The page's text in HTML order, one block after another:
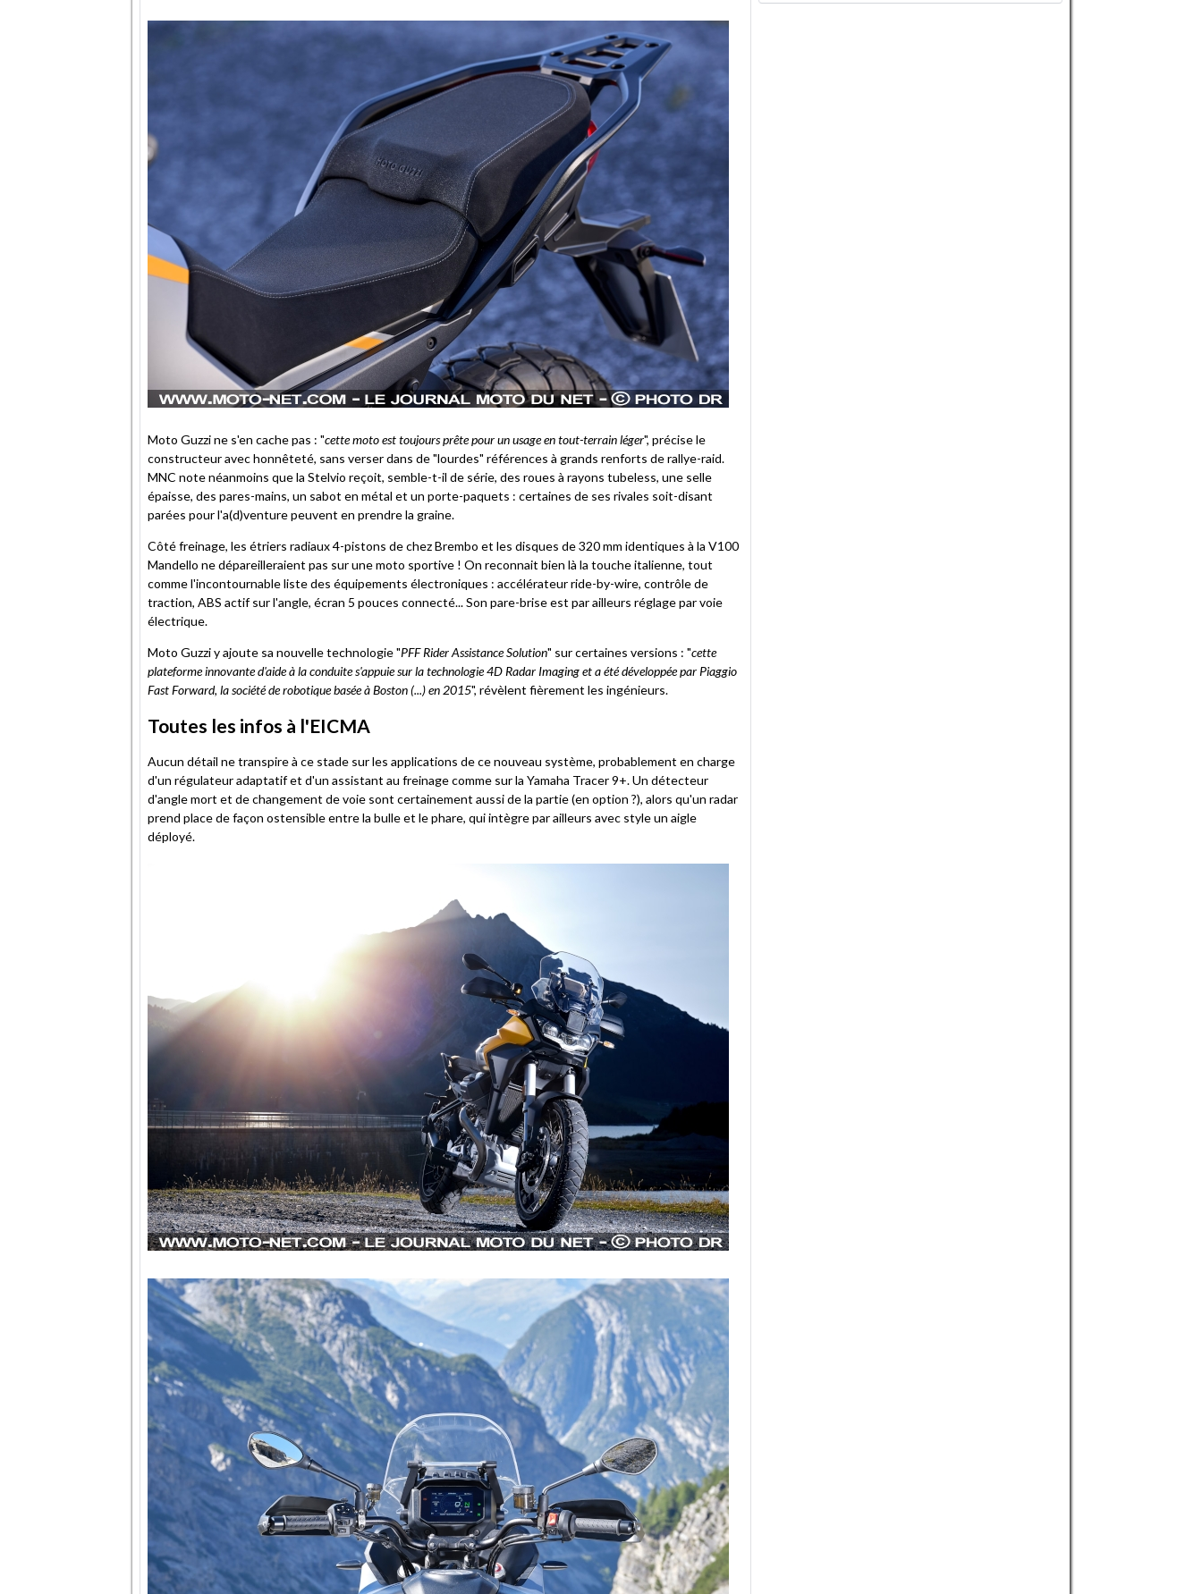
Moto Guzzi ne s'en cache pas : "cette moto est toujours prête pour un usage en tout-terrain léger", précise le
constructeur avec honnêteté, sans verser dans de "lourdes" références à grands renforts de rallye-raid.
MNC note néanmoins que la Stelvio reçoit, semble-t-il de série, des roues à rayons tubeless, une selle
épaisse, des pares-mains, un sabot en métal et un porte-paquets : certaines de ses rivales soit-disant
parées pour l'a(d)venture peuvent en prendre la graine.
Côté freinage, les étriers radiaux 4-pistons de chez Brembo et les disques de 320 mm identiques à la V100
Mandello ne dépareilleraient pas sur une moto sportive ! On reconnait bien là la touche italienne, tout
comme l'incontournable liste des équipements électroniques : accélérateur ride-by-wire, contrôle de
traction, ABS actif sur l'angle, écran 5 pouces connecté... Son pare-brise est par ailleurs réglage par voie
électrique.
Moto Guzzi y ajoute sa nouvelle technologie "PFF Rider Assistance Solution" sur certaines versions : "cette
plateforme innovante d'aide à la conduite s'appuie sur la technologie 4D Radar Imaging et a été développée par Piaggio
Fast Forward, la société de robotique basée à Boston (...) en 2015", révèlent fièrement les ingénieurs.
Toutes les infos à l'EICMA
Aucun détail ne transpire à ce stade sur les applications de ce nouveau système, probablement en charge
d'un régulateur adaptatif et d'un assistant au freinage comme sur la Yamaha Tracer 9+. Un détecteur
d'angle mort et de changement de voie sont certainement aussi de la partie (en option ?), alors qu'un radar
prend place de façon ostensible entre la bulle et le phare, qui intègre par ailleurs avec style un aigle
déployé.